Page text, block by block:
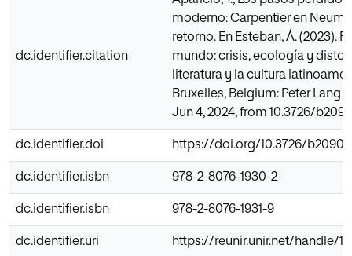
dc.identifier.citation
moderno: Carpentier en
retorno. En Esteban, Á. (2023).
mundo: crisis, ecología y
literatura y la cultura
Bruxelles, Belgium: Peter Lang
Jun 4, 2024, from 10.3726/
dc.identifier.doi https://doi.org/10.3726/b20905
dc.identifier.isbn 978-2-8076-1930-2
dc.identifier.isbn 978-2-8076-1931-9
dc.identifier.uri https://reunir.unir.net/handle/